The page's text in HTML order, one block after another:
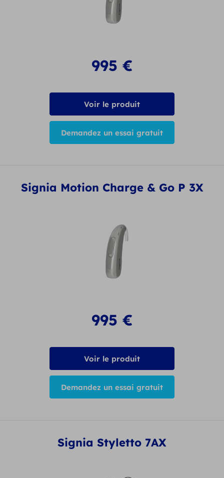
995 €
Voir le produit
Demandez un essai gratuit
Signia Motion Charge & Go P 3X
995 €
Voir le produit
Demandez un essai gratuit
Signia Styletto 7AX